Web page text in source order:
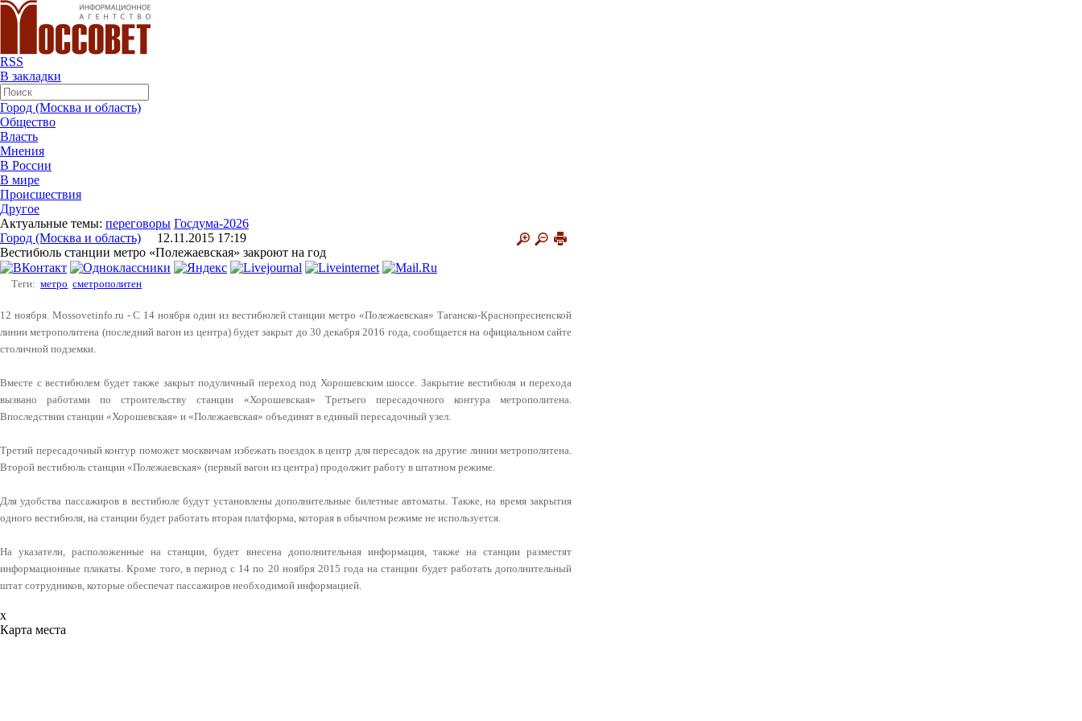
RSS
В закладки
Город (Москва и область)
Общество
Власть
Мнения
В России
В мире
Происшествия
Другое
Актуальные темы: переговоры Госдума-2026
Город (Москва и область) 12.11.2015 17:19
Вестибюль станции метро «Полежаевская» закроют на год
Теги: метро сметрополитен
12 ноября. Mossovetinfo.ru - С 14 ноября один из вестибюлей станции метро «Полежаевская» Таганско-Краснопресненской
линии метрополитена (последний вагон из центра) будет закрыт до 30 декабря 2016 года, сообщается на официальном сайте
столичной подземки.
Вместе с вестибюлем будет также закрыт подуличный переход под Хорошевским шоссе. Закрытие вестибюля и перехода
вызвано работами по строительству станции «Хорошевская» Третьего пересадочного контура метрополитена.
Впоследствии станции «Хорошевская» и «Полежаевская» объединят в единый пересадочный узел.
Третий пересадочный контур поможет москвичам избежать поездок в центр для пересадок на другие линии метрополитена.
Второй вестибюль станции «Полежаевская» (первый вагон из центра) продолжит работу в штатном режиме.
Для удобства пассажиров в вестибюле будут установлены дополнительные билетные автоматы. Также, на время закрытия
одного вестибюля, на станции будет работать вторая платформа, которая в обычном режиме не используется.
На указатели, расположенные на станции, будет внесена дополнительная информация, также на станции разместят
информационные плакаты. Кроме того, в период с 14 по 20 ноября 2015 года на станции будет работать дополнительный
штат сотрудников, которые обеспечат пассажиров необходимой информацией.
x
Карта места